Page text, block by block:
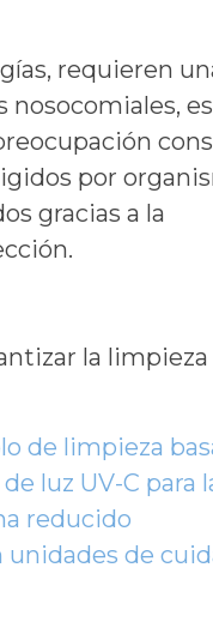
requieren
por
gracias a la
la limpieza
de limpieza
luz UV-C para
reducido
de